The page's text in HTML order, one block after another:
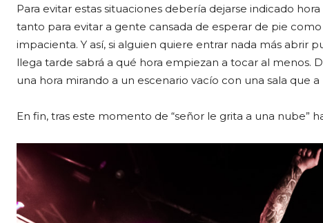
Para evitar estas situaciones debería dejarse indicado
tanto para evitar a gente cansada de esperar de pie
impacienta. Y así, si alguien quiere entrar nada más abrir
llega tarde sabrá a qué hora empiezan a tocar al menos.
una hora mirando a un escenario vacío con una sala que
En fin, tras este momento de “señor le grita a una nube”